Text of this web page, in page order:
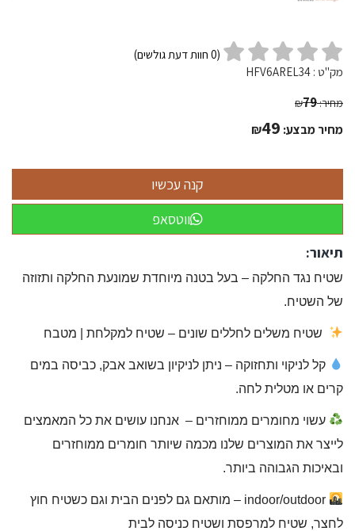
(
0 חוות דעת גולשים)
מק"ט : HFV6AREL34
מחיר: ₪79
מחיר מבצע: ₪49
ווטסאפ
תיאור:
שטיח נגד החלקה – בעל בטנה מיוחדת שמונעת החלקה ותזוזה
של השטיח.
שטיח משלים לחללים שונים – שטיח למקלחת | מטבח
קל לניקוי ותחזוקה – ניתן לניקיון בשואב אבק, כביסה במים
קרים או מטלית לחה.
עשוי מחומרים ממוחזרים – אנחנו עושים את כל המאמצים
לייצר את המוצרים שלנו מכמה שיותר חומרים ממוחזרים
ובאיכות הגבוהה ביותר.
indoor/outdoor – מותאם גם לפנים הבית וגם כשטיח חוץ
לחצר, שטיח למרפסת ושטיח כניסה לבית